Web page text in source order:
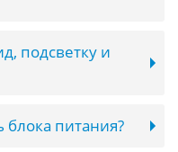
подсветку и
питания?